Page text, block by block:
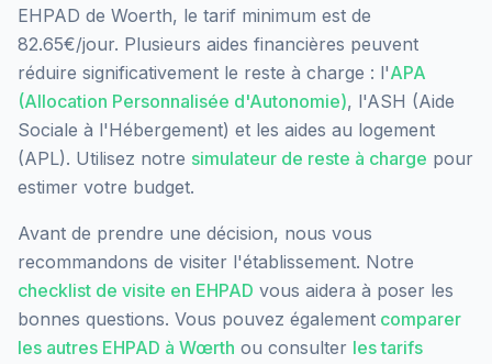
EHPAD de Woerth, le tarif minimum est de
82.65€/jour. Plusieurs aides financières peuvent
réduire significativement le reste à charge : l'APA
(Allocation Personnalisée d'Autonomie), l'ASH (Aide
Sociale à l'Hébergement) et les aides au logement
(APL). Utilisez notre simulateur de reste à charge pour
estimer votre budget.
Avant de prendre une décision, nous vous
recommandons de visiter l'établissement. Notre
checklist de visite en EHPAD vous aidera à poser les
bonnes questions. Vous pouvez également comparer
les autres EHPAD à Wœrth ou consulter les tarifs